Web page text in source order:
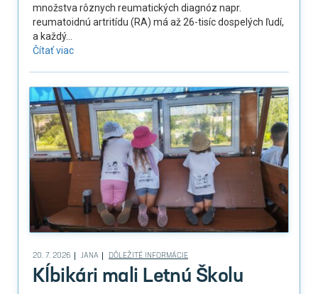
množstva rôznych reumatických diagnóz napr.
reumatoidnú artritídu (RA) má až 26-tisíc dospelých ľudí,
a každý...
Čítať viac
20. 7. 2026 JANA DÔLEŽITÉ INFORMÁCIE
Kĺbikári mali Letnú Školu